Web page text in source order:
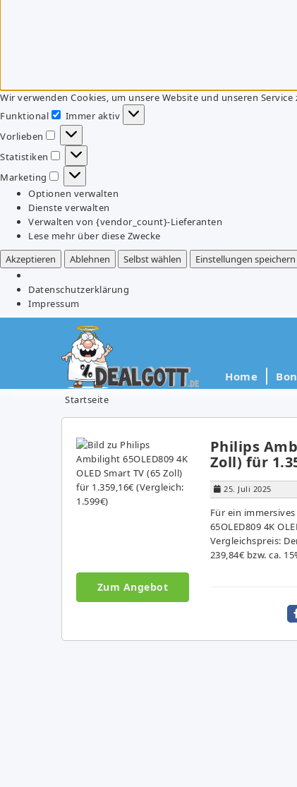
Wir verwenden Cookies, um unsere Website und unseren
Funktional
Funktional
Immer aktiv
Vorlieben
Vorlieben
Statistiken
Statistiken
Marketing
Marketing
Optionen verwalten
Dienste verwalten
Verwalten von {vendor_count}-Lieferanten
Lese mehr über diese Zwecke
Akzeptieren
Ablehnen Selbst wählen Einstellungen speichern
Datenschutzerklärung
Impressum
Home
Startseite
Philips
Zoll) für
25. Juli 2025
Für ein
65OLED809 4K
Vergleichspreis:
239,84€ bzw. ca.
Zum Angebot